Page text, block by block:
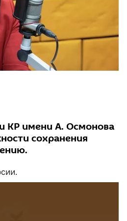
КР имени А. Осмонова
сохранения